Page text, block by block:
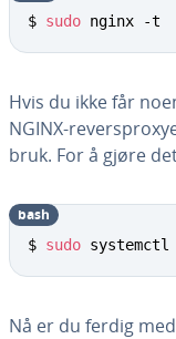
$ sudo nginx -t
Hvis du ikke får
NGINX-
bruk. For å gjøre
$ sudo
bash
Nå er du ferdig